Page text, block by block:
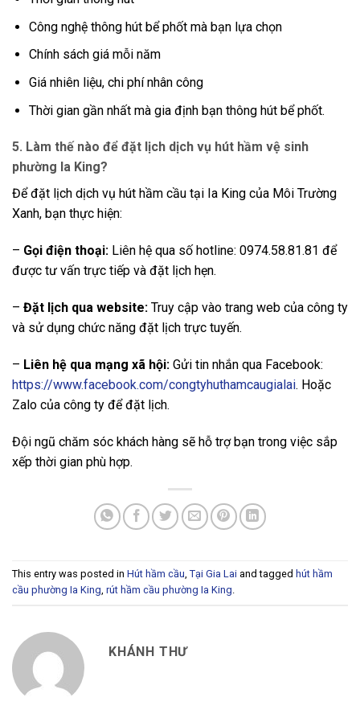
Công nghệ thông hút bể phốt mà bạn lựa chọn
Chính sách giá mỗi năm
Giá nhiên liệu, chi phí nhân công
Thời gian gần nhất mà gia định bạn thông hút bể phốt.
5. Làm thế nào để đặt lịch dịch vụ hút hầm vệ sinh
phường Ia King?
Để đặt lịch dịch vụ hút hầm cầu tại Ia King của Môi Trường
Xanh, bạn thực hiện:
– Gọi điện thoại: Liên hệ qua số hotline: 0974.58.81.81 để
được tư vấn trực tiếp và đặt lịch hẹn.
– Đặt lịch qua website: Truy cập vào trang web của công ty
và sử dụng chức năng đặt lịch trực tuyến.
– Liên hệ qua mạng xã hội: Gửi tin nhắn qua Facebook:
https://www.facebook.com/congtyhuthamcaugialai. Hoặc
Zalo của công ty để đặt lịch.
Đội ngũ chăm sóc khách hàng sẽ hỗ trợ bạn trong việc sắp
xếp thời gian phù hợp.
This entry was posted in Hút hầm cầu Tại Gia Lai and tagged hút hầm
cầu phường Ia King rút hầm cầu phường Ia King
KHÁNH THƯ